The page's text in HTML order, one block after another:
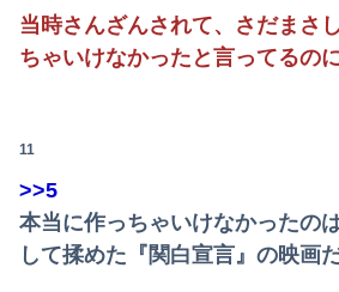
当時さんざんされて、さだまさ
ちゃいけなかったと言ってるの
11
>>5
本当に作っちゃいけなかったの
して揉めた『関白宣言』の映画